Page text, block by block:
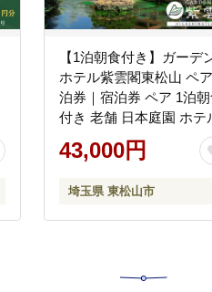
【1泊朝食付き】ガーデ
ホテル紫雲閣東松山 ペ
泊券｜宿泊券 ペア 1泊朝
付き 老舗 日本庭園 ホテ
43,000円
埼玉県 東松山市